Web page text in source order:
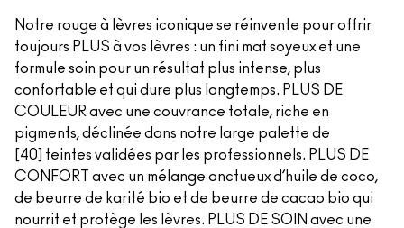
Notre rouge à lèvres iconique se réinvente pour offrir
toujours PLUS à vos lèvres : un fini mat soyeux et une
formule soin pour un résultat plus intense, plus
confortable et qui dure plus longtemps. PLUS DE
COULEUR avec une couvrance totale, riche en
pigments, déclinée dans notre large palette de
[40] teintes validées par les professionnels. PLUS DE
CONFORT avec un mélange onctueux d’huile de coco,
de beurre de karité bio et de beurre de cacao bio qui
nourrit et protège les lèvres. PLUS DE SOIN avec une